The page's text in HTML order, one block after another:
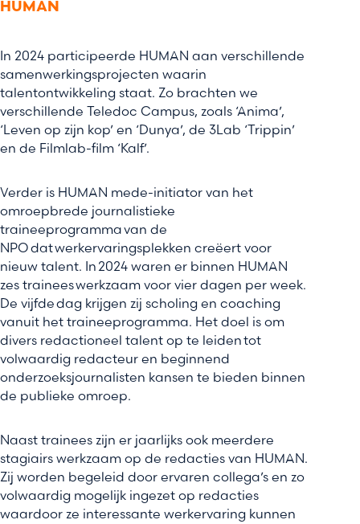
HUMAN
In 2024 participeerde HUMAN aan verschillende
samenwerkingsprojecten waarin
talentontwikkeling staat. Zo brachten we
verschillende Teledoc Campus, zoals ‘Anima’,
‘Leven op zijn kop’ en ‘Dunya’, de 3Lab ‘Trippin’
en de Filmlab-film ‘Kalf’.
Verder is HUMAN mede-initiator van het
omroepbrede journalistieke
traineeprogramma van de
NPO dat werkervaringsplekken creëert voor
nieuw talent. In 2024 waren er binnen HUMAN
zes trainees werkzaam voor vier dagen per week.
De vijfde dag krijgen zij scholing en coaching
vanuit het traineeprogramma. Het doel is om
divers redactioneel talent op te leiden tot
volwaardig redacteur en beginnend
onderzoeksjournalisten kansen te bieden binnen
de publieke omroep.
Naast trainees zijn er jaarlijks ook meerdere
stagiairs werkzaam op de redacties van HUMAN.
Zij worden begeleid door ervaren collega’s en zo
volwaardig mogelijk ingezet op redacties
waardoor ze interessante werkervaring kunnen